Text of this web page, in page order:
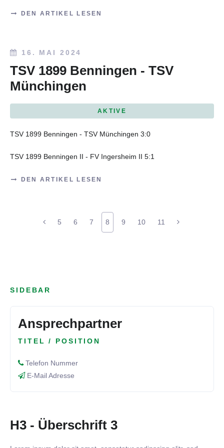
DEN ARTIKEL LESEN
16. MAI 2024
TSV 1899 Benningen - TSV
Münchingen
AKTIVE
TSV 1899 Benningen - TSV Münchingen 3:0
TSV 1899 Benningen II - FV Ingersheim II 5:1
DEN ARTIKEL LESEN
5 6 7 8 9 10 11
SIDEBAR
Ansprechpartner
TITEL / POSITION
Telefon Nummer
E-Mail Adresse
H3 - Überschrift 3